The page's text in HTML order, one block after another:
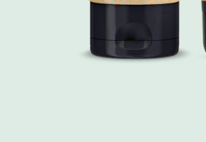
Hit enter to search or ESC to close